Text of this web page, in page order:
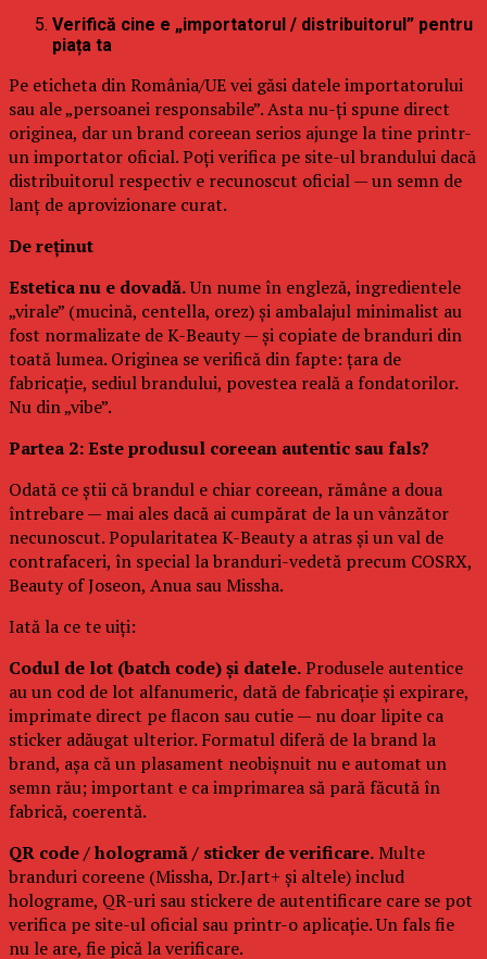
Verifică cine e „importatorul / distribuitorul” pentru
piața ta
Pe eticheta din România/UE vei găsi datele importatorului
sau ale „persoanei responsabile”. Asta nu-ți spune direct
originea, dar un brand coreean serios ajunge la tine printr-
un importator oficial. Poți verifica pe site-ul brandului dacă
distribuitorul respectiv e recunoscut oficial — un semn de
lanț de aprovizionare curat.
De reținut
Estetica nu e dovadă.Un nume în engleză, ingredientele
„virale” (mucină, centella, orez) și ambalajul minimalist au
fost normalizate de K-Beauty — și copiate de branduri din
toată lumea. Originea se verifică din fapte: țara de
fabricație, sediul brandului, povestea reală a fondatorilor.
Nu din „vibe”.
Partea 2: Este produsul coreean autentic sau fals?
Odată ce știi că brandul e chiar coreean, rămâne a doua
întrebare — mai ales dacă ai cumpărat de la un vânzător
necunoscut. Popularitatea K-Beauty a atras și un val de
contrafaceri, în special la branduri-vedetă precum COSRX,
Beauty of Joseon, Anua sau Missha.
Iată la ce te uiți:
Codul de lot (batch code) și datele.Produsele autentice
au un cod de lot alfanumeric, dată de fabricație și expirare,
imprimate direct pe flacon sau cutie — nu doar lipite ca
sticker adăugat ulterior. Formatul diferă de la brand la
brand, așa că un plasament neobișnuit nu e automat un
semn rău; important e ca imprimarea să pară făcută în
fabrică, coerentă.
QR code / hologramă / sticker de verificare.Multe
branduri coreene (Missha, Dr.Jart+ și altele) includ
holograme, QR-uri sau stickere de autentificare care se pot
verifica pe site-ul oficial sau printr-o aplicație. Un fals fie
nu le are, fie pică la verificare.